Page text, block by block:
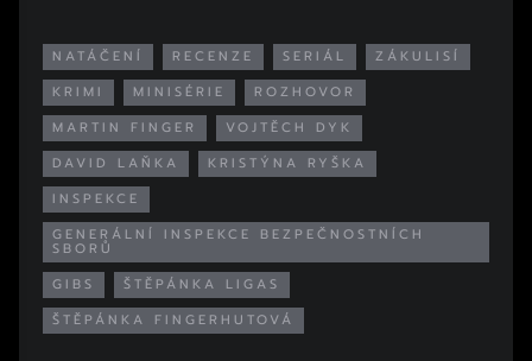
NATÁČENÍ RECENZE SERIÁL
ZÁKULISÍ
KRIMI
MINISÉRIE
ROZHOVOR
MARTIN FINGER
VOJTĚCH DYK
DAVID LAŇKA
KRISTÝNA RYŠKA
INSPEKCE
GENERÁLNÍ INSPEKCE BEZPEČNOSTNÍCH
SBORŮ
GIBS
ŠTĚPÁNKA LIGAS
ŠTĚPÁNKA FINGERHUTOVÁ